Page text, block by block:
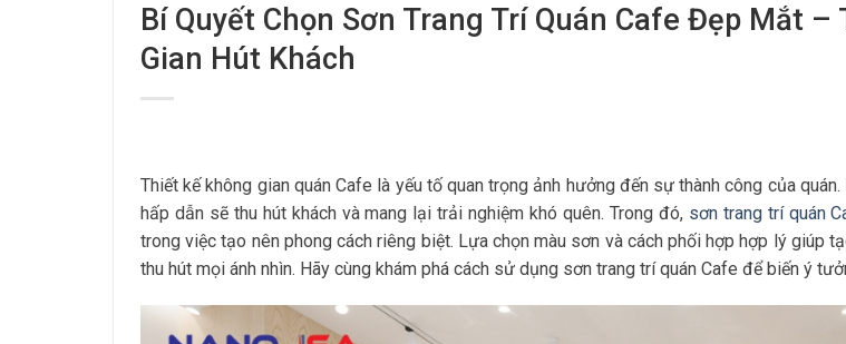
Bí Quyết Chọn Sơn Trang Trí Quán Cafe Đẹp Mắt –
Gian Hút Khách
Thiết kế không gian quán Cafe là yếu tố quan trọng ảnh hưởng đến sự thành công của
hấp dẫn sẽ thu hút khách và mang lại trải nghiệm khó quên. Trong đó, sơn trang trí quán
trong việc tạo nên phong cách riêng biệt. Lựa chọn màu sơn và cách phối hợp hợp lý giúp
thu hút mọi ánh nhìn. Hãy cùng khám phá cách sử dụng sơn trang trí quán Cafe để biến ý